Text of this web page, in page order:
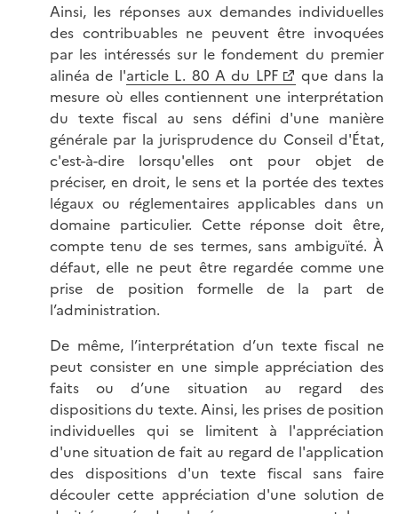
Ainsi, les réponses aux demandes individuelles
des contribuables ne peuvent être invoquées
par les intéressés sur le fondement du premier
alinéa de l'article L. 80 A du LPF
que dans la
mesure où elles contiennent une interprétation
du texte fiscal au sens défini d'une manière
générale par la jurisprudence du Conseil d'État,
c'est-à-dire lorsqu'elles ont pour objet de
préciser, en droit, le sens et la portée des textes
légaux ou réglementaires applicables dans un
domaine particulier. Cette réponse doit être,
compte tenu de ses termes, sans ambiguïté. À
défaut, elle ne peut être regardée comme une
prise de position formelle de la part de
l’administration.
De même, l’interprétation d’un texte fiscal ne
peut consister en une simple appréciation des
faits ou d’une situation au regard des
dispositions du texte. Ainsi, les prises de position
individuelles qui se limitent à l'appréciation
d'une situation de fait au regard de l'application
des dispositions d'un texte fiscal sans faire
découler cette appréciation d'une solution de